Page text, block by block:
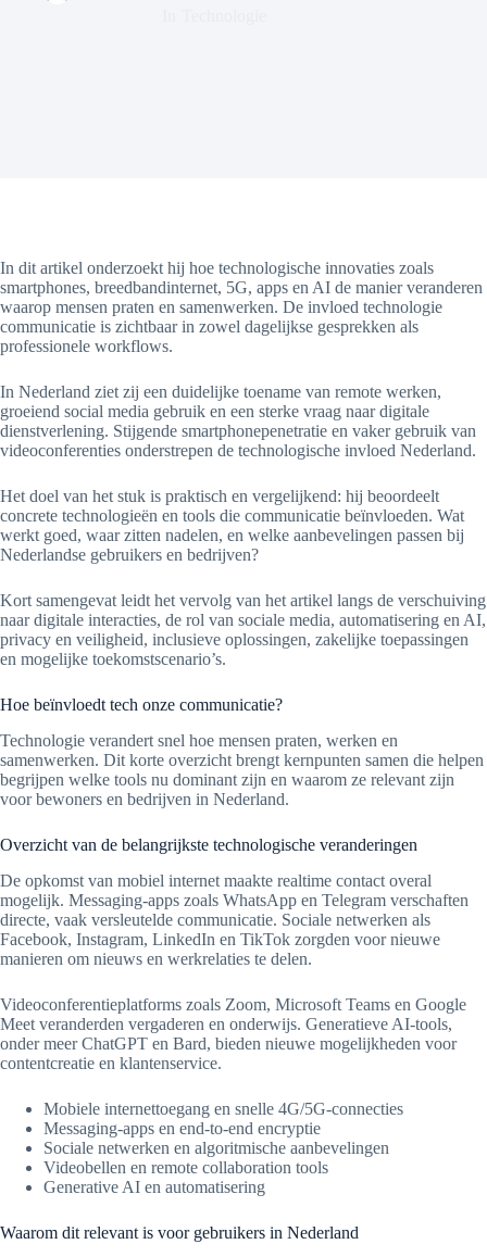
In dit artikel onderzoekt hij hoe technologische innovaties zoals
smartphones, breedbandinternet, 5G, apps en AI de manier veranderen
waarop mensen praten en samenwerken. De invloed technologie
communicatie is zichtbaar in zowel dagelijkse gesprekken als
professionele workflows.
In Nederland ziet zij een duidelijke toename van remote werken,
groeiend social media gebruik en een sterke vraag naar digitale
dienstverlening. Stijgende smartphonepenetratie en vaker gebruik van
videoconferenties onderstrepen de technologische invloed Nederland.
Het doel van het stuk is praktisch en vergelijkend: hij beoordeelt
concrete technologieën en tools die communicatie beïnvloeden. Wat
werkt goed, waar zitten nadelen, en welke aanbevelingen passen bij
Nederlandse gebruikers en bedrijven?
Kort samengevat leidt het vervolg van het artikel langs de verschuiving
naar digitale interacties, de rol van sociale media, automatisering en AI,
privacy en veiligheid, inclusieve oplossingen, zakelijke toepassingen
en mogelijke toekomstscenario’s.
Hoe beïnvloedt tech onze communicatie?
Technologie verandert snel hoe mensen praten, werken en
samenwerken. Dit korte overzicht brengt kernpunten samen die helpen
begrijpen welke tools nu dominant zijn en waarom ze relevant zijn
voor bewoners en bedrijven in Nederland.
Overzicht van de belangrijkste technologische veranderingen
De opkomst van mobiel internet maakte realtime contact overal
mogelijk. Messaging-apps zoals WhatsApp en Telegram verschaften
directe, vaak versleutelde communicatie. Sociale netwerken als
Facebook, Instagram, LinkedIn en TikTok zorgden voor nieuwe
manieren om nieuws en werkrelaties te delen.
Videoconferentieplatforms zoals Zoom, Microsoft Teams en Google
Meet veranderden vergaderen en onderwijs. Generatieve AI-tools,
onder meer ChatGPT en Bard, bieden nieuwe mogelijkheden voor
contentcreatie en klantenservice.
Mobiele internettoegang en snelle 4G/5G-connecties
Messaging-apps en end-to-end encryptie
Sociale netwerken en algoritmische aanbevelingen
Videobellen en remote collaboration tools
Generative AI en automatisering
Waarom dit relevant is voor gebruikers in Nederland